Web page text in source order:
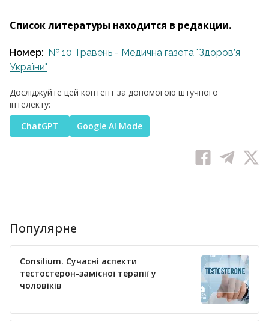
Список литературы находится в редакции.
Номер: № 10 Травень - Медична газета "Здоров’я
України"
Досліджуйте цей контент за допомогою штучного
інтелекту:
ChatGPT
Google AI Mode
Популярне
Consilium. Сучасні аспекти
тестостерон-замісної терапії у
чоловіків